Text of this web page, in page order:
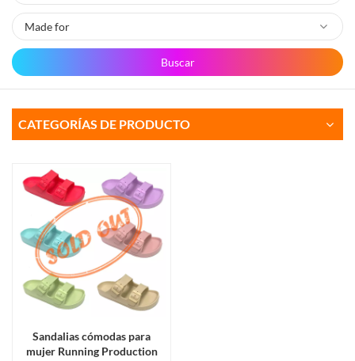
Buscar
CATEGORÍAS DE PRODUCTO
Sandalias cómodas para
mujer Running Production